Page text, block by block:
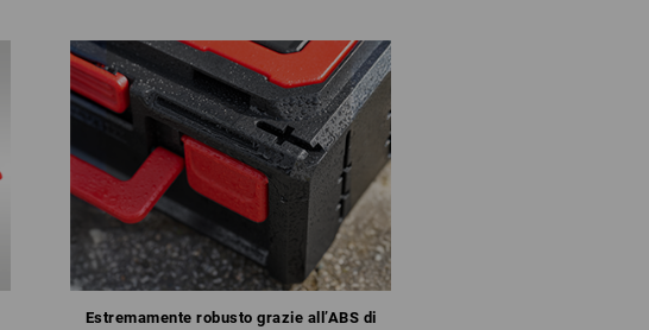
Estremamente robusto grazie all’ABS di